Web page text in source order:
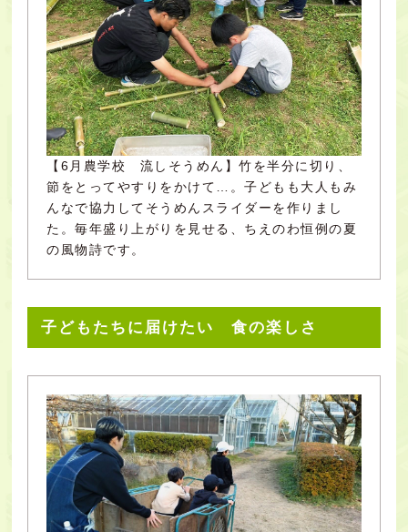
【6月農学校 流しそうめん】竹を半分に切り、
節をとってやすりをかけて…。子どもも大人もみ
んなで協力してそうめんスライダーを作りまし
た。毎年盛り上がりを見せる、ちえのわ恒例の夏
の風物詩です。
子どもたちに届けたい 食の楽しさ